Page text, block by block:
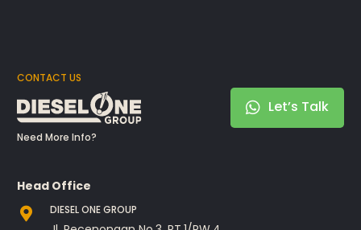
CONTACT US
Need More Info?
Let’s Talk
Head Office
DIESEL ONE GROUP